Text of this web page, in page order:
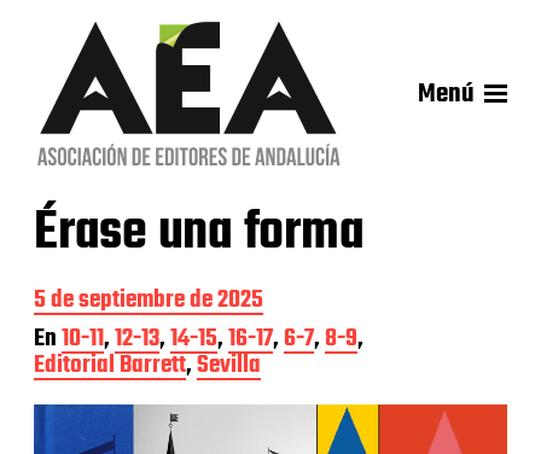
Menú
Érase una forma
F
e
c
h
a
5 de septiembre de 2025
En10-11,12-13,14-15,16-17,6-7,8-9,
Editorial Barrett,Sevilla